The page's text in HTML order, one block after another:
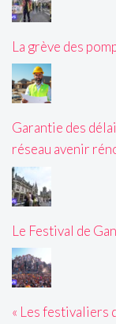
La grève des
Garantie des
réseau avenir
Le Festival de
« Les festivaliers